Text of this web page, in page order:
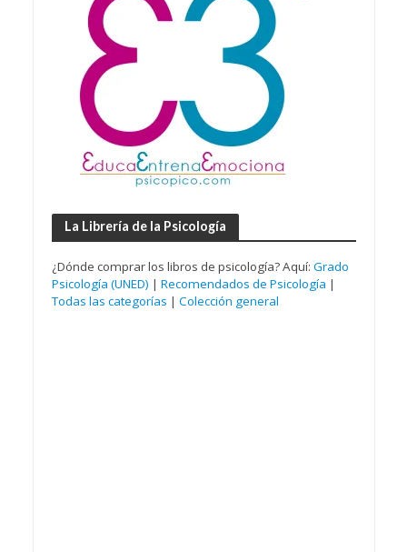
La Librería de la Psicología
¿Dónde comprar los libros de psicología? Aquí: Grado
Psicología (UNED) | Recomendados de Psicología |
Todas las categorías | Colección general